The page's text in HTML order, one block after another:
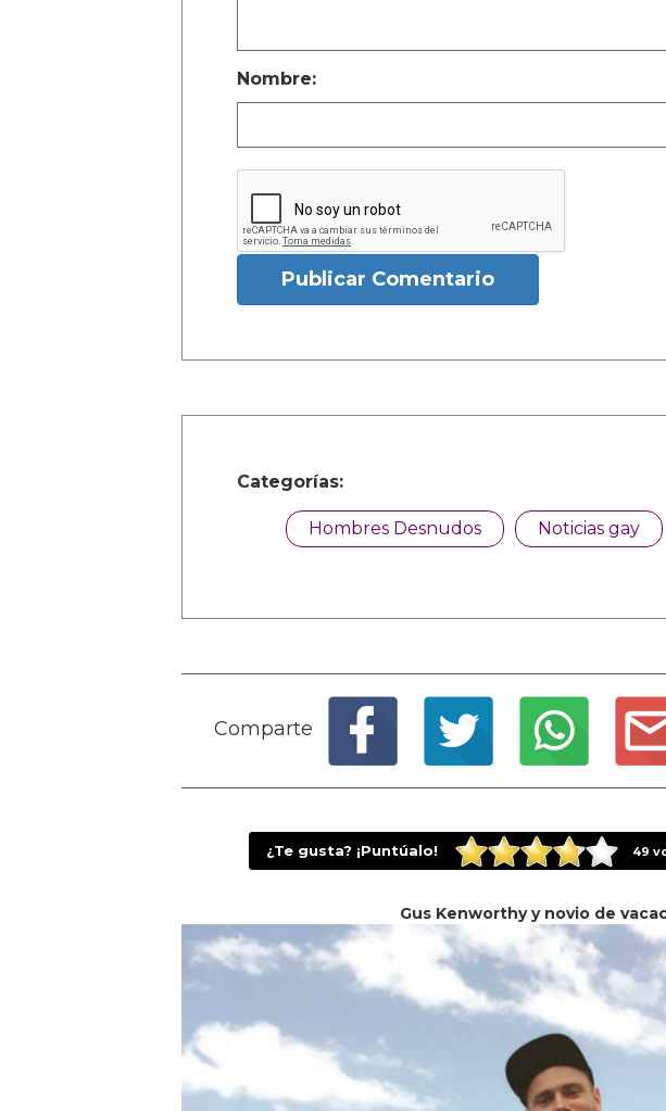
Nombre:
Publicar Comentario
Categorías:
Hombres Desnudos Noticias gay
Comparte
¿Te gusta? ¡Puntúalo! 49
Gus Kenworthy y novio de